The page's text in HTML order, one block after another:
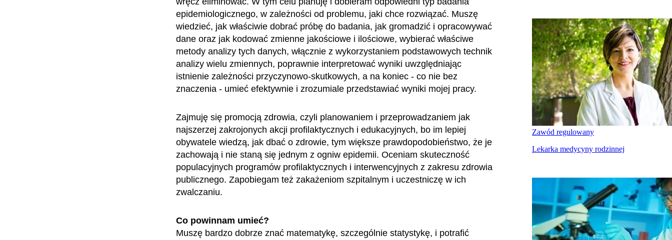
epidemiologicznego, w zależności od problemu, jaki chce rozwiązać. Muszę
wiedzieć, jak właściwie dobrać próbę do badania, jak gromadzić i opracowywać
dane oraz jak kodować zmienne jakościowe i ilościowe, wybierać właściwe
metody analizy tych danych, włącznie z wykorzystaniem podstawowych technik
analizy wielu zmiennych, poprawnie interpretować wyniki uwzględniając
istnienie zależności przyczynowo-skutkowych, a na koniec - co nie bez
znaczenia - umieć efektywnie i zrozumiale przedstawiać wyniki mojej pracy.
Zajmuję się promocją zdrowia, czyli planowaniem i przeprowadzaniem jak
najszerzej zakrojonych akcji profilaktycznych i edukacyjnych, bo im lepiej
obywatele wiedzą, jak dbać o zdrowie, tym większe prawdopodobieństwo, że je
zachowają i nie staną się jednym z ogniw epidemii. Oceniam skuteczność
populacyjnych programów profilaktycznych i interwencyjnych z zakresu zdrowia
publicznego. Zapobiegam też zakażeniom szpitalnym i uczestniczę w ich
zwalczaniu.
Co powinnam umieć?
Muszę bardzo dobrze znać matematykę, szczególnie statystykę, i potrafić
Zawód regulowany
Lekarka medycyny rodzinnej